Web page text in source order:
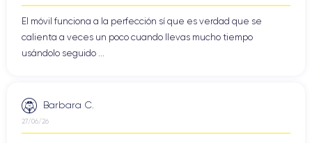
El móvil funciona a la perfección sí que es verdad que se
calienta a veces un poco cuando llevas mucho tiempo
usándolo seguido ...
Barbara C.
27/06/26